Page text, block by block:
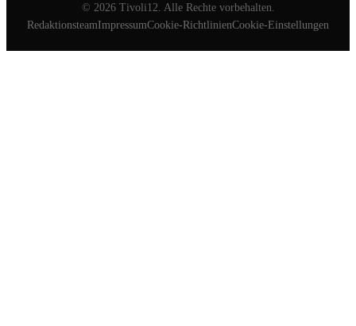
© 2026Tivoli12. Alle Rechte vorbehalten.
RedaktionsteamImpressumCookie-RichtlinienCookie-Einstellungen